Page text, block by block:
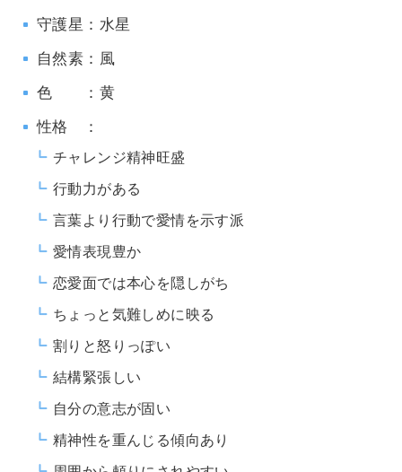
守護星：水星
自然素：風
色 ：黄
性格 ：
チャレンジ精神旺盛
行動力がある
言葉より行動で愛情を示す派
愛情表現豊か
恋愛面では本心を隠しがち
ちょっと気難しめに映る
割りと怒りっぽい
結構緊張しい
自分の意志が固い
精神性を重んじる傾向あり